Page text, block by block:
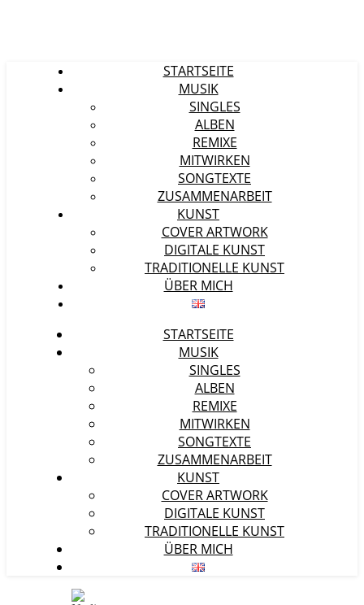
STARTSEITE
MUSIK
SINGLES
ALBEN
REMIXE
MITWIRKEN
SONGTEXTE
ZUSAMMENARBEIT
KUNST
COVER ARTWORK
DIGITALE KUNST
TRADITIONELLE KUNST
ÜBER MICH
STARTSEITE
MUSIK
SINGLES
ALBEN
REMIXE
MITWIRKEN
SONGTEXTE
ZUSAMMENARBEIT
KUNST
COVER ARTWORK
DIGITALE KUNST
TRADITIONELLE KUNST
ÜBER MICH